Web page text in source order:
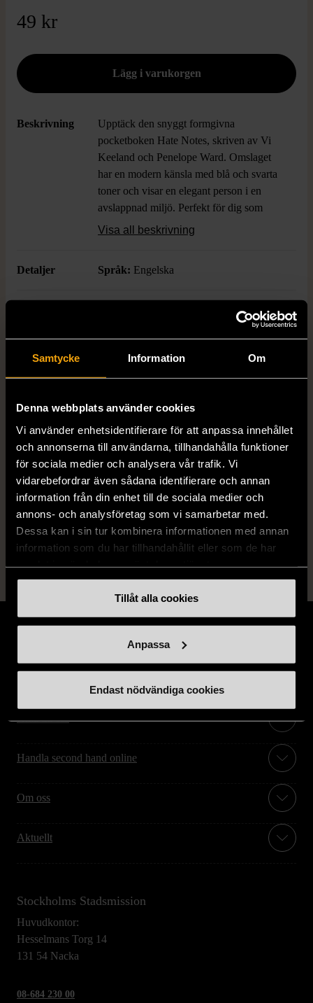
Samtycke Information Om
Denna webbplats använder cookies
Vi använder enhetsidentifierare för att anpassa innehållet
och annonserna till användarna, tillhandahålla funktioner
för sociala medier och analysera vår trafik. Vi
vidarebefordrar även sådana identifierare och annan
information från din enhet till de sociala medier och
annons- och analysföretag som vi samarbetar med.
Dessa kan i sin tur kombinera informationen med annan
information som du har tillhandahållit eller som de har
Tillåt alla cookies
Anpassa
Endast nödvändiga cookies
49 kr
Beskrivning
Upptäck den snyggt formgivna
pocketboken Hate Notes, skriven av Vi
Keeland och Penelope Ward. Omslaget
har en modern känsla med blå och svarta
toner och visar en elegant person i en
avslappnad miljö. Perfekt för dig som
gillar samtida romaner med en touch av
Visa all beskrivning
Detaljer Språk: Engelska
Skick Mycket gott skick
Produkten är sparsamt använd, är av fin
kvalitet och ska inte ha några skador eller
förslitningar.
Läs mer om hur vi bedömer
Hitta till oss
Handla second hand online
Om oss
Aktuellt
Stockholms Stadsmission
Huvudkontor:
Hesselmans Torg 14
131 54 Nacka
08-684 230 00